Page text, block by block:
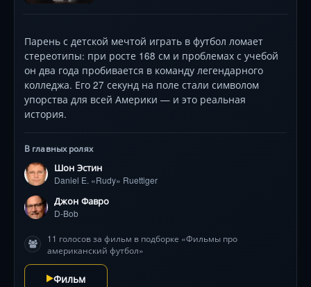
Парень с детской мечтой играть в футбол ломает
стереотипы: при росте 168 см и проблемах с учебой
он два года пробивается в команду легендарного
колледжа. Его 27 секунд на поле стали символом
упорства для всей Америки — и это реальная
история.
В главных ролях
Шон Эстин
Daniel E. «Rudy» Ruettiger
Джон Фавро
D-Bob
11 голосов за фильм в подборке «Фильмы про
американский футбол»
Фильм